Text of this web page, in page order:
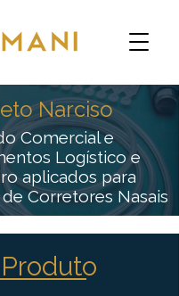
Narciso
Comercial e
Logístico e
aplicados para
Corretores Nasais